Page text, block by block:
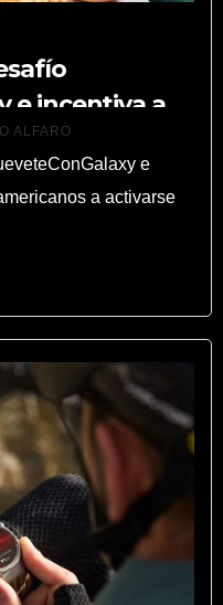
e incentiva a
a
y bienestar
ALFARO
e
a activarse